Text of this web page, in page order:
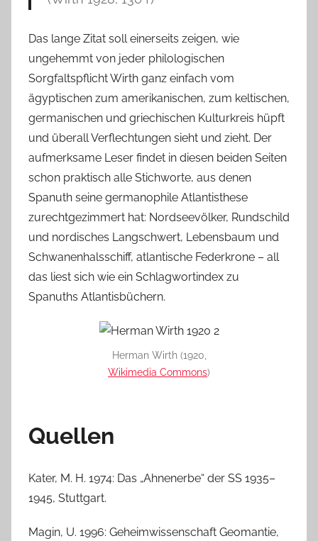
Das lange Zitat soll einerseits zeigen, wie
ungehemmt von jeder philologischen
Sorgfaltspflicht Wirth ganz einfach vom
ägyptischen zum amerikanischen, zum keltischen,
germanischen und griechischen Kulturkreis hüpft
und überall Verflechtungen sieht und zieht. Der
aufmerksame Leser findet in diesen beiden Seiten
schon praktisch alle Stichworte, aus denen
Spanuth seine germanophile Atlantisthese
zurechtgezimmert hat: Nordseevölker, Rundschild
und nordisches Langschwert, Lebensbaum und
Schwanenhalsschiff, atlantische Federkrone – all
das liest sich wie ein Schlagwortindex zu
Spanuths Atlantisbüchern.
Herman Wirth (1920,
Wikimedia Commons)
Quellen
Kater, M. H. 1974: Das „Ahnenerbe“ der SS 1935–
1945, Stuttgart.
Magin, U. 1996: Geheimwissenschaft Geomantie,